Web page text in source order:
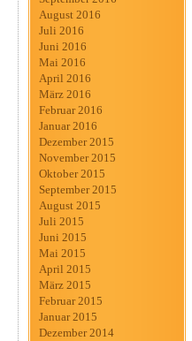
August 2016
Juli 2016
Juni 2016
Mai 2016
April 2016
März 2016
Februar 2016
Januar 2016
Dezember 2015
November 2015
Oktober 2015
September 2015
August 2015
Juli 2015
Juni 2015
Mai 2015
April 2015
März 2015
Februar 2015
Januar 2015
Dezember 2014